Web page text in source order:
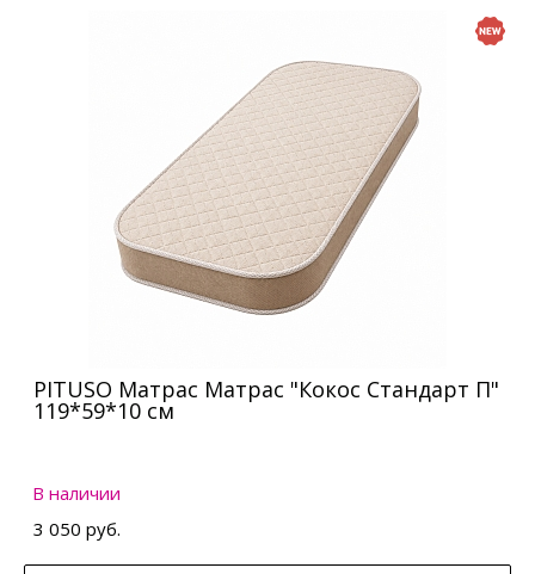
PITUSO Матрас Матрас "Кокос Стандарт П"
119*59*10 см
В наличии
3 050 руб.